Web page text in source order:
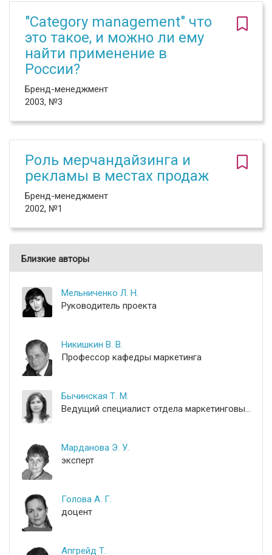
"Category management" что
это такое, и можно ли ему
найти применение в
России?
Бренд-менеджмент
2003, №3
Роль мерчандайзинга и
рекламы в местах продаж
Бренд-менеджмент
2002, №1
Близкие авторы
Мельниченко Л. Н.
Руководитель проекта
Никишкин В. В.
Профессор кафедры маркетинга
Бычинская Т. М.
Ведущий специалист отдела маркетинговых стратегий и продвижения
Марданова Э. У.
эксперт
Голова А. Г.
доцент
Апгрейд Т.